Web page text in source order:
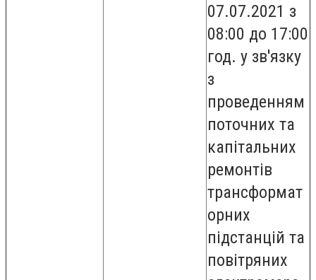
07.07.2021 з
08:00 до 17:00
год. у зв'язку
з
проведенням
поточних та
капітальних
ремонтів
трансформат
орних
підстанцій та
повітряних